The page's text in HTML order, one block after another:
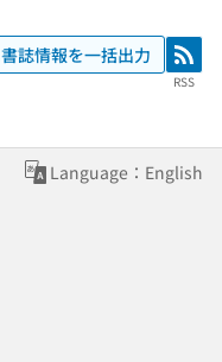
書誌情報を一括出力 RSS
RSS
Language：English